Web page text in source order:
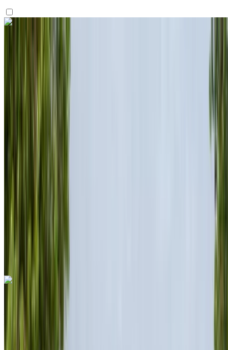
Vous aimez ce que vous voyez ?
Porsche 718 Boxster 2023
international de Nador, Nador
Porsche 718 Boxster 2024